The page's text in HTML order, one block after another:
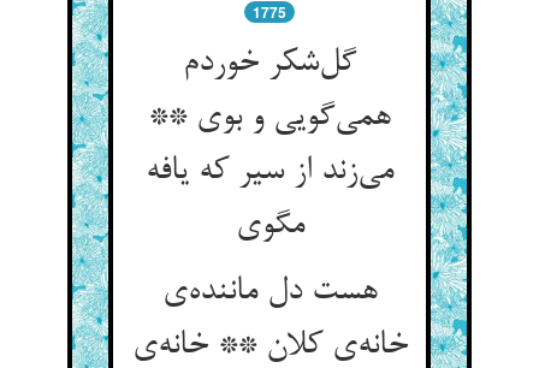
1775
گل‌شکر خوردم
همی‌گویی و بوی **
می‌زند از سیر که یافه
مگوی
هست دل ماننده‌ی
خانه‌ی کلان ** خانه‌ی